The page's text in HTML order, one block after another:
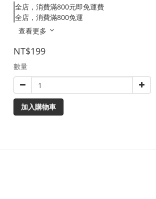
全店，消費滿800元即免運費
全店，消費滿800免運
查看更多
NT$199
數量
加入購物車